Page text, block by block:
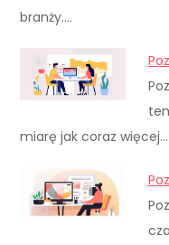
branży.…
miarę jak coraz więcej…